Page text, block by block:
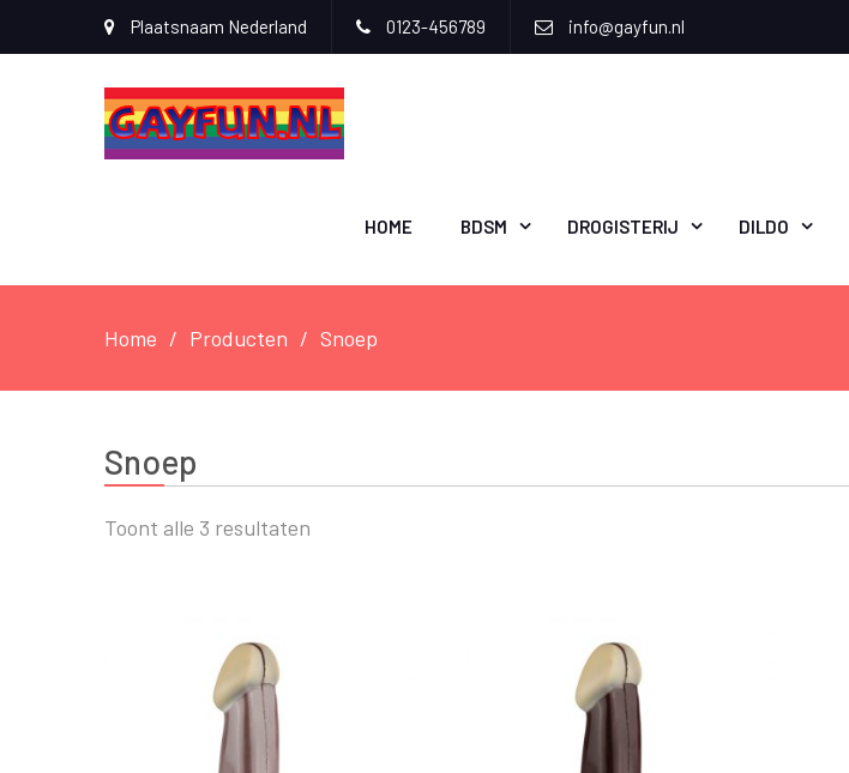
Plaatsnaam Nederland 0123-456789 info@gayfun.nl
HOME BDSM DROGISTERIJ DILDO
Home Producten Snoep
Snoep
Toont alle 3 resultaten